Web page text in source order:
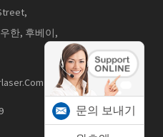
한, 후베이,
문의 보내기